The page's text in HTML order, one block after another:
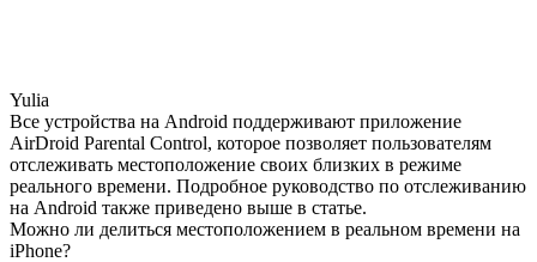
Yulia
Все устройства на Android поддерживают приложение
AirDroid Parental Control, которое позволяет пользователям
отслеживать местоположение своих близких в режиме
реального времени. Подробное руководство по отслеживанию
на Android также приведено выше в статье.
Можно ли делиться местоположением в реальном времени на
iPhone?